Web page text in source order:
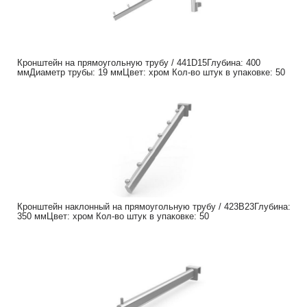
Кронштейн на прямоугольную трубу / 441D15Глубина: 400
ммДиаметр трубы: 19 ммЦвет: хром Кол-во штук в упаковке: 50
Кронштейн наклонный на прямоугольную трубу / 423B23Глубина:
350 ммЦвет: хром Кол-во штук в упаковке: 50